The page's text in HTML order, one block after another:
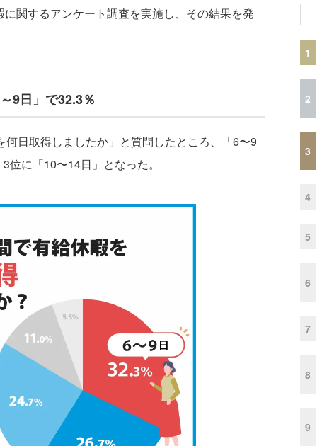
関するアンケート調査を実施し、その結果を発
9日」で32.3％
日取得しましたか」と質問したところ、「6〜9
に「10〜14日」となった。
1
2
3
4
5
6
7
8
9